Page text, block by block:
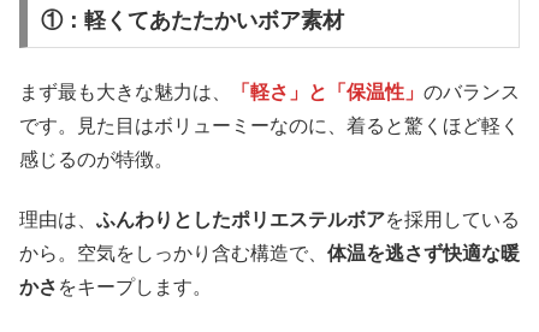
①：軽くてあたたかいボア素材
まず最も大きな魅力は、 「軽さ」と「保温性」 のバランス
です。見た目はボリューミーなのに、着ると驚くほど軽く
感じるのが特徴。
理由は、 ふんわりとしたポリエステルボアを採用している
から。空気をしっかり含む構造で、 体温を逃さず快適な暖
かさ をキープします。